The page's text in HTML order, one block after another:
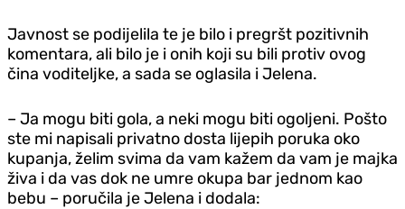
Javnost se podijelila te je bilo i pregršt pozitivnih
komentara, ali bilo je i onih koji su bili protiv ovog
čina voditeljke, a sada se oglasila i Jelena.
– Ja mogu biti gola, a neki mogu biti ogoljeni. Pošto
ste mi napisali privatno dosta lijepih poruka oko
kupanja, želim svima da vam kažem da vam je majka
živa i da vas dok ne umre okupa bar jednom kao
bebu – poručila je Jelena i dodala: